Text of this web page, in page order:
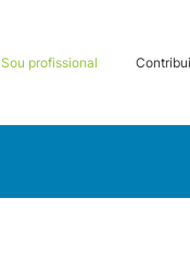
Sou profissional